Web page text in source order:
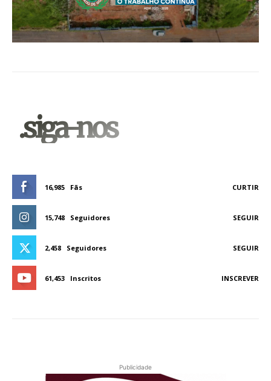
.siga-nos
16,985 Fãs CURTIR
15,748 Seguidores SEGUIR
2,458 Seguidores SEGUIR
61,453 Inscritos INSCREVER
Publicidade